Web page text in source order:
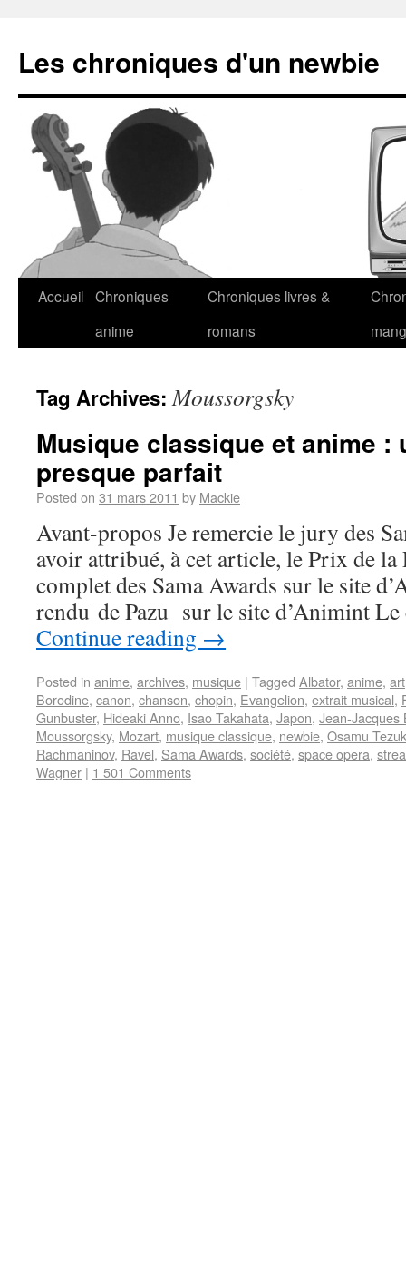
Les chroniques d'un newbie
Accueil Chroniques
anime
Chroniques livres &
romans
Tag Archives:Moussorgsky
Musique classique et anime :
presque parfait
Posted on 31 mars 2011 by Mackie
Avant-propos Je remercie le jury des
avoir attribué, à cet article, le Prix de la
complet des Sama Awards sur le site
rendu de Pazu sur le site d’Animint
Continue reading →
Posted in anime, archives, musique | Tagged Albator, anime, art
Borodine, canon, chanson, chopin, Evangelion, extrait musical,
Gunbuster, Hideaki Anno, Isao Takahata, Japon, Jean-Jacques
Moussorgsky, Mozart, musique classique, newbie, Osamu
Rachmaninov, Ravel, Sama Awards, société, space opera,
Wagner | 1 501 Comments